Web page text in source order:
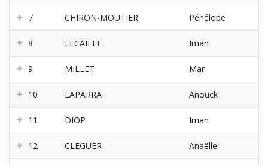
7 CHIRON-MOUTIER Pénélope
8 LECAILLE Iman
9 MILLET Mar
10 LAPARRA Anouck
11 DIOP Iman
12 CLEGUER Anaëlle